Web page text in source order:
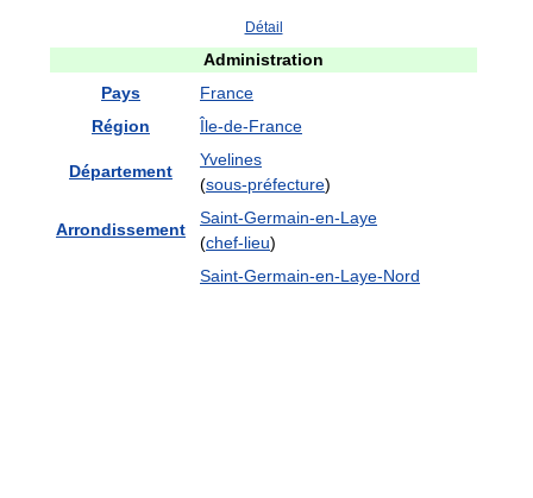
Détail
Administration
Pays
France
Région
Île-de-France
Département
Yvelines
(sous-préfecture)
Arrondissement
Saint-Germain-en-Laye
(chef-lieu)
Saint-Germain-en-Laye-Nord